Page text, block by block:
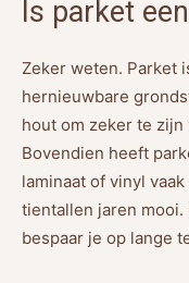
Is parket
Zeker weten. Parket
hernieuwbare
hout om zeker te
Bovendien heeft
laminaat of vinyl
tientallen jaren
bespaar je op lange